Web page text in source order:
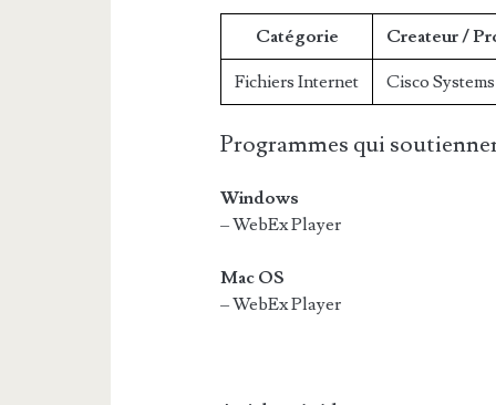
Catégorie Createur /
Fichiers Internet Cisco Systems
Programmes qui
Windows
– WebEx Player
Mac OS
– WebEx Player